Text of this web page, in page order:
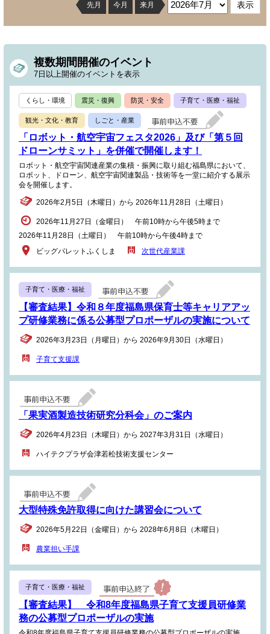
先月 今月 来月
複数期間開催のイベント
7日以上開催のイベントを表示
くらし・環境 震災・復興 防災・安全 子育て・医療・福祉
観光・文化・教育 しごと・産業
「ロボット・航空宇宙フェスタ2026」及び「第５回
ドローンサミット」を併催で開催します！
ロボット・航空宇宙関連産業の集積・振興に取り組む福島県において、
ロボット、ドローン、航空宇宙関連製品・技術等を一堂に紹介する展示
会を開催します。
2026年2月5日（木曜日）から 2026年11月28日（土曜日）
2026年11月27日（金曜日） 午前10時から午後5時まで
2026年11月28日（土曜日） 午前10時から午後4時まで
ビッグパレットふくしま
次世代産業課
子育て・医療・福祉
【審査結果】令和８年度福島県保育士等キャリアアッ
プ研修業務に係る公募型プロポーザルの実施について
2026年3月23日（月曜日）から 2026年9月30日（水曜日）
子育て支援課
「果実酒製造技術研究分科会」のご案内
2026年4月23日（木曜日）から 2027年3月31日（水曜日）
ハイテクプラザ会津若松技術支援センター
大型特殊免許取得に向けた講習会について
2026年5月22日（金曜日）から 2028年6月8日（木曜日）
農業担い手課
子育て・医療・福祉
【審査結果】 令和8年度福島県子育て支援員研修業
務の公募型プロポーザルの実施